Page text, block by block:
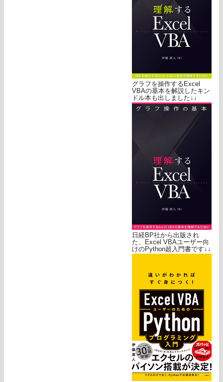
グラフを操作するExcel
VBAの基本を解説したキン
ドル本も出しました↓↓
日経BP社から出版され
た、Excel VBAユーザー向
けのPython超入門書です↓↓